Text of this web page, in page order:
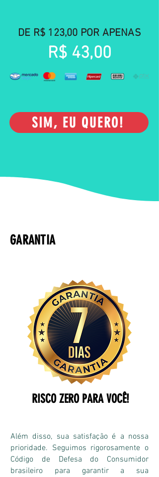
DE R$ 123,00 POR APENAS
R$ 43,00
SIM, EU QUERO!
GARANTIA
RISCO ZERO PARA VOCÊ!
Além disso, sua satisfação é a nossa
prioridade. Seguimos rigorosamente o
Código de Defesa do Consumidor
brasileiro para garantir a sua